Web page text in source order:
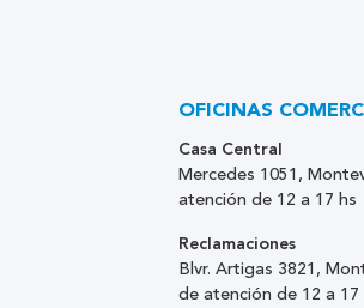
OFICINAS
Casa Central
Mercedes 1051,
atención de 12 a 17 hs
Reclamaciones
Blvr. Artigas 3821,
de atención de 12 a 17